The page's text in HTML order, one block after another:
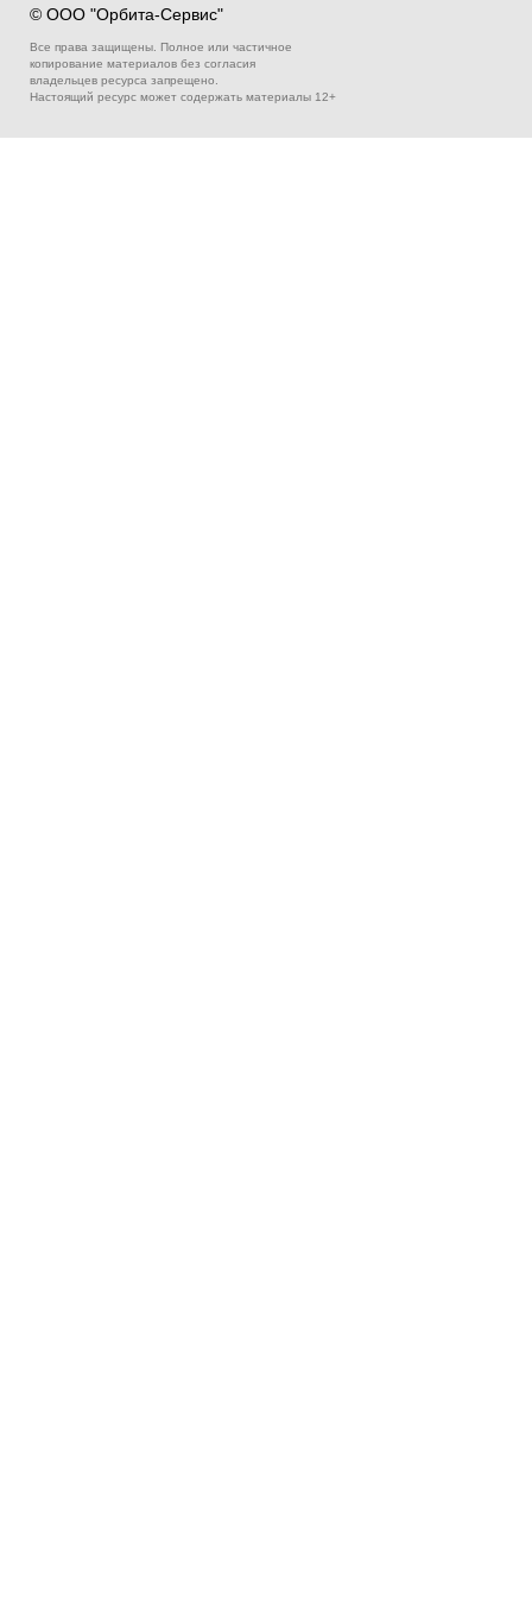
© ООО "Орбита-Сервис"
Все права защищены. Полное или частичное
копирование материалов без согласия
владельцев ресурса запрещено.
Настоящий ресурс может содержать материалы 12+